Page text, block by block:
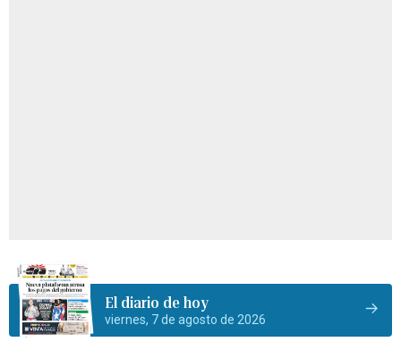
El diario de hoy
viernes, 7 de agosto de 2026